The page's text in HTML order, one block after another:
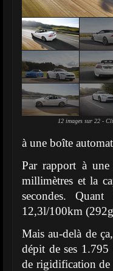
12 images sur 22 -
à une boîte
Par rapport à une
millimètres et la
secondes.
12,3l/100km
Mais au-delà de
dépit de ses
de rigidification de